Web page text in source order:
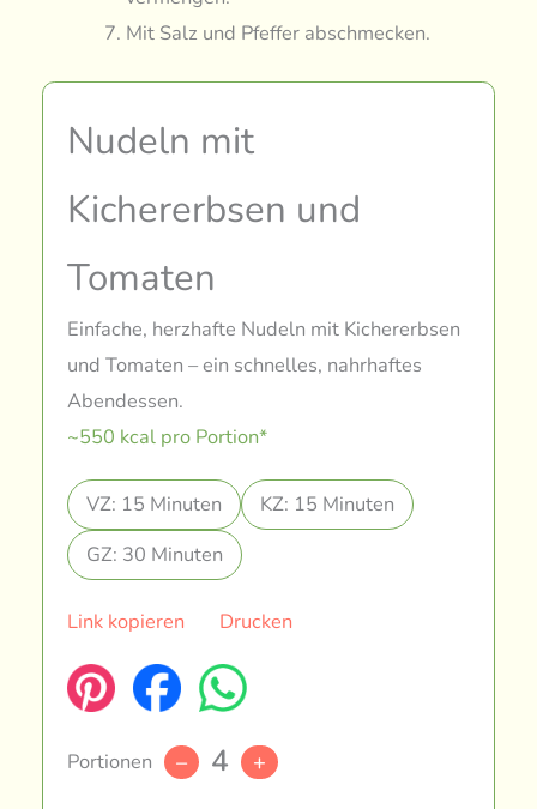
Mit Salz und Pfeffer abschmecken.
Nudeln mit
Kichererbsen und
Tomaten
Einfache, herzhafte Nudeln mit Kichererbsen
und Tomaten – ein schnelles, nahrhaftes
Abendessen.
~550 kcal pro Portion*
VZ: 15 Minuten
KZ: 15 Minuten
GZ: 30 Minuten
Link kopieren Drucken
Portionen – 4 +